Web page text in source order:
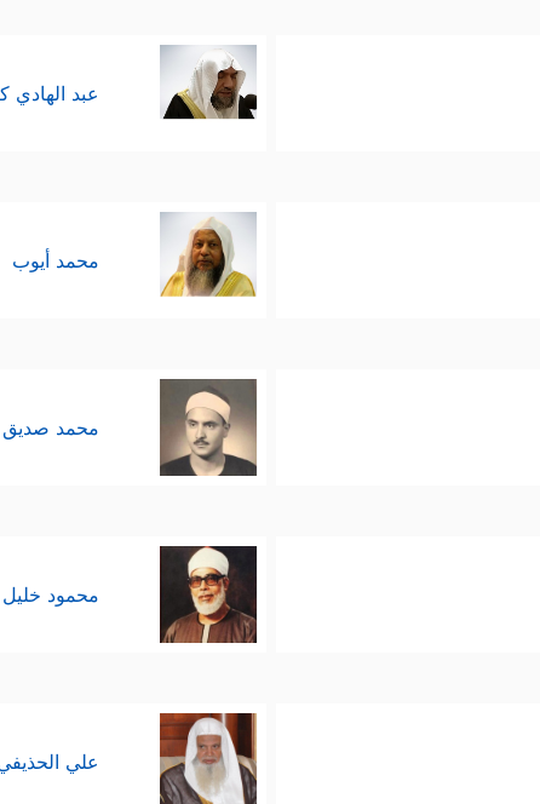
عبد الهادي
محمد أيوب
محمد صديق
محمود
علي